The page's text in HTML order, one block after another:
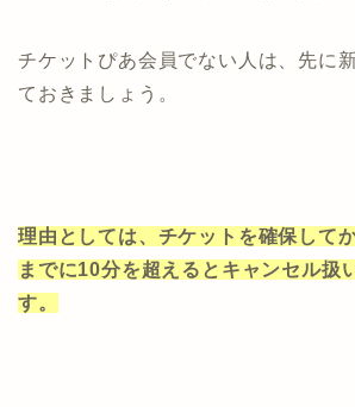
チケットぴあ会員でない人は、先に
ておきましょう。
理由としては、チケットを確保して
までに10分を超えるとキャンセル扱
す。